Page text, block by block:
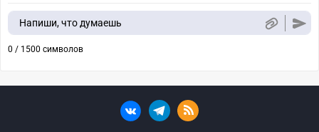
Напиши, что думаешь
0 / 1500 символов